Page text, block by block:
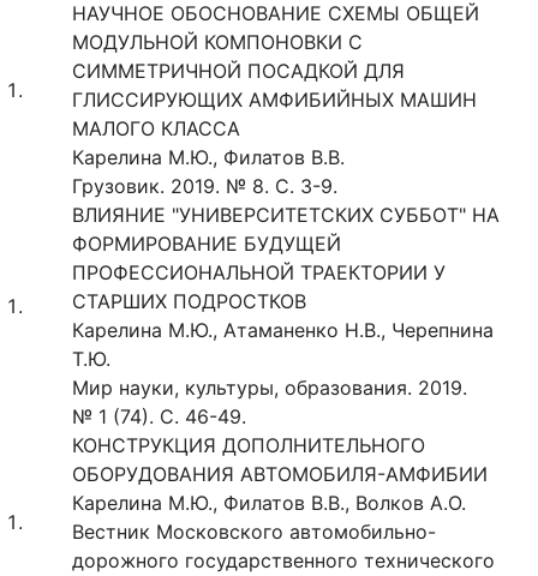
НАУЧНОЕ ОБОСНОВАНИЕ СХЕМЫ ОБЩЕЙ
МОДУЛЬНОЙ КОМПОНОВКИ С
СИММЕТРИЧНОЙ ПОСАДКОЙ ДЛЯ
ГЛИССИРУЮЩИХ АМФИБИЙНЫХ МАШИН
МАЛОГО КЛАССА
Карелина М.Ю., Филатов В.В.
Грузовик. 2019. № 8. С. 3-9.
ВЛИЯНИЕ "УНИВЕРСИТЕТСКИХ СУББОТ" НА
ФОРМИРОВАНИЕ БУДУЩЕЙ
ПРОФЕССИОНАЛЬНОЙ ТРАЕКТОРИИ У
СТАРШИХ ПОДРОСТКОВ
Карелина М.Ю., Атаманенко Н.В., Черепнина
Т.Ю.
Мир науки, культуры, образования. 2019.
№ 1 (74). С. 46-49.
КОНСТРУКЦИЯ ДОПОЛНИТЕЛЬНОГО
ОБОРУДОВАНИЯ АВТОМОБИЛЯ-АМФИБИИ
Карелина М.Ю., Филатов В.В., Волков А.О.
Вестник Московского автомобильно-
дорожного государственного технического